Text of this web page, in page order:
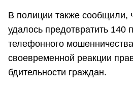
В полиции также сообщили,
удалось предотвратить 140
телефонного
своевременной реакции
бдительности граждан.